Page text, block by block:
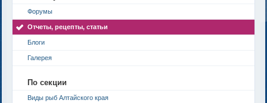
Форумы
Отчеты, рецепты, статьи
Блоги
Галерея
По секции
Виды рыб Алтайского края